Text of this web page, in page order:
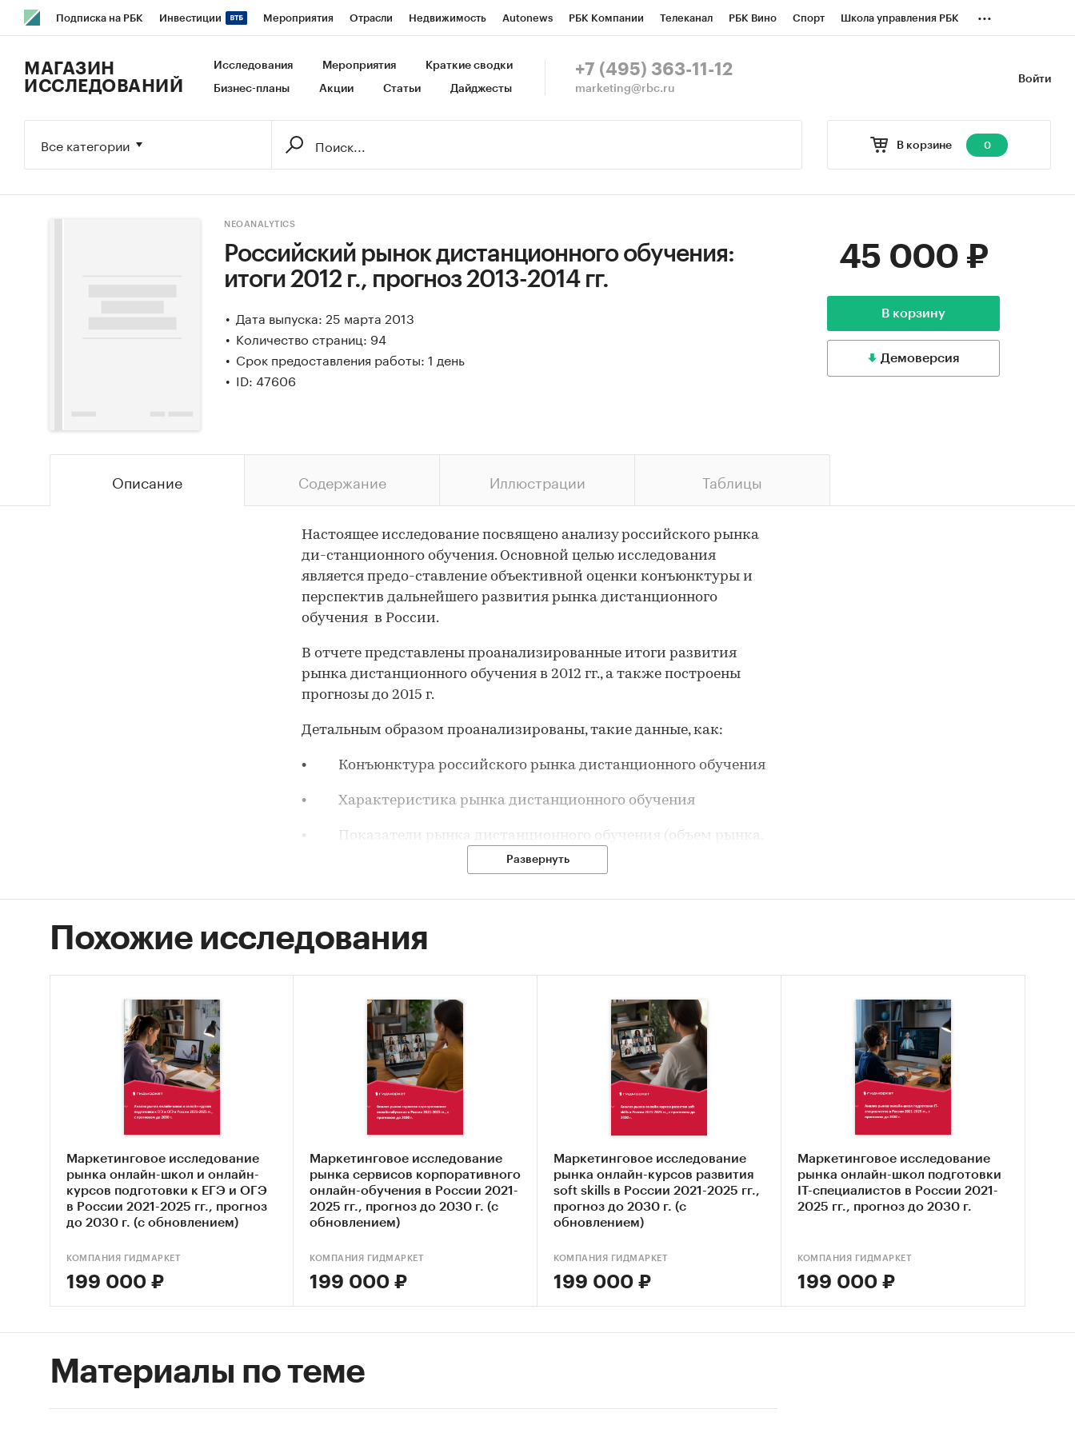
Подписка на РБК Инвестиции Мероприятия Отрасли Недвижимость Autonews РБК Компании Телеканал РБК Вино Спорт Школа управления РБК
Исследования Кредитные рейтинги Франшизы Газета Спецпроекты СПб Конференции СПб Спецпроекты
...
Войти
МАГАЗИН
ИССЛЕДОВАНИЙ
Исследования Мероприятия Краткие сводки
Бизнес-планы Акции Статьи Дайджесты
+7 (495) 363-11-12
marketing@rbc.ru
В корзине 0
Все категории
NEOANALYTICS
Российский рынок дистанционного обучения:
итоги 2012 г., прогноз 2013-2014 гг.
Дата выпуска: 25 марта 2013
Количество страниц: 94
Срок предоставления работы: 1 день
ID: 47606
45 000 ₽
В корзину
Демоверсия
Описание Содержание Иллюстрации Таблицы
Настоящее исследование посвящено анализу российского рынка
ди-станционного обучения. Основной целью исследования
является предо-ставление объективной оценки конъюнктуры и
перспектив дальнейшего развития рынка дистанционного
обучения в России.
В отчете представлены проанализированные итоги развития
рынка дистанционного обучения в 2012 гг., а также построены
прогнозы до 2015 г.
Детальным образом проанализированы, такие данные, как:
• Конъюнктура российского рынка дистанционного обучения
• Характеристика рынка дистанционного обучения
• Показатели рынка дистанционного обучения (объем рынка,
• Профили ведущих компаний осуществляющих
• Тенденции и перспективы развития рынка дистанционного
обучения в РФ
Данное исследование предназначено для ряда специалистов в
сфе-ре образования:
• Маркетологи
• Аналитики-маркетологи
• Специалисты по проведнию маркетинговых исследований
• Менеджеры по продажам
• Директора по маркетингу
Развернуть
Похожие исследования
Маркетинговое исследование
рынка онлайн-школ и онлайн-
курсов подготовки к ЕГЭ и ОГЭ
в России 2021-2025 гг., прогноз
до 2030 г. (с обновлением)
КОМПАНИЯ ГИДМАРКЕТ
199 000 ₽
Маркетинговое исследование
рынка сервисов корпоративного
онлайн-обучения в России 2021-
2025 гг., прогноз до 2030 г. (с
обновлением)
КОМПАНИЯ ГИДМАРКЕТ
199 000 ₽
Маркетинговое исследование
рынка онлайн-курсов развития
soft skills в России 2021-2025 гг.,
прогноз до 2030 г. (с
обновлением)
КОМПАНИЯ ГИДМАРКЕТ
199 000 ₽
Маркетинговое исследование
рынка онлайн-школ подготовки
IT-специалистов в России 2021-
2025 гг., прогноз до 2030 г.
КОМПАНИЯ ГИДМАРКЕТ
199 000 ₽
Материалы по теме